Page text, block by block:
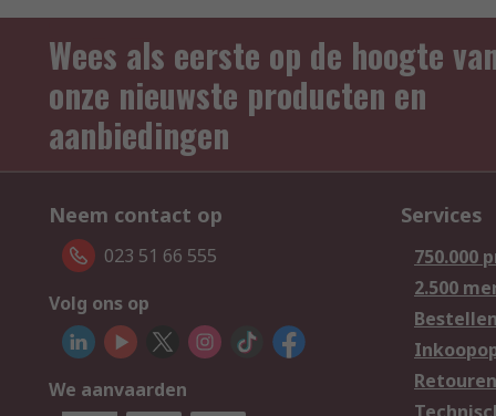
Wees als eerste op de hoogte
onze nieuwste producten en
aanbiedingen
Neem contact op
023 51 66 555
Volg ons op
We aanvaarden
Services
750.000
2.500
Bestellen
Retouren